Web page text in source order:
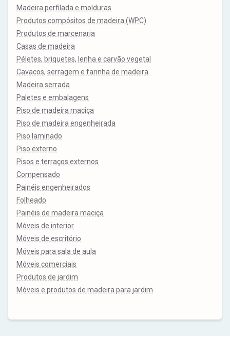
Madeira perfilada e molduras
Produtos compósitos de madeira (WPC)
Produtos de marcenaria
Casas de madeira
Péletes, briquetes, lenha e carvão vegetal
Cavacos, serragem e farinha de madeira
Madeira serrada
Paletes e embalagens
Piso de madeira maciça
Piso de madeira engenheirada
Piso laminado
Piso externo
Pisos e terraços externos
Compensado
Painéis engenheirados
Folheado
Painéis de madeira maciça
Móveis de interior
Móveis de escritório
Móveis para sala de aula
Móveis comerciais
Produtos de jardim
Móveis e produtos de madeira para jardim